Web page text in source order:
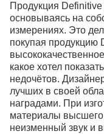
Продукция Definitive
основываясь на
измерениях. Это
покупая продукцию
какое хотел
недочётов.
лучших в своей
наградами. При
материалы
неизменный звук и